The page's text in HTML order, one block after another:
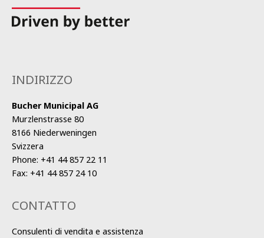
INDIRIZZO
Bucher Municipal AG
Murzlenstrasse 80
8166 Niederweningen
Svizzera
Phone: +41 44 857 22 11
Fax: +41 44 857 24 10
CONTATTO
Consulenti di vendita e assistenza